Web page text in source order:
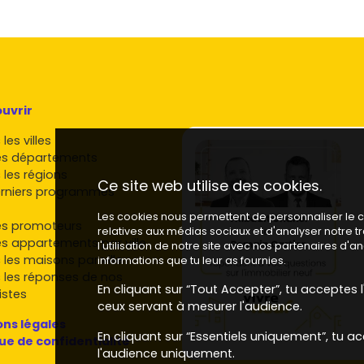
neuf à Carbon-Blanc
d'énergie et le confort d'été sont devenus des
sur la rive droite pour séduire acheteurs et
: attractives pour la tranquillité et les charges
et Bordeaux Métropole
Blanc
, tu retrouves de grands acteurs nationaux et
très présent sur la métropole avec des
pour des programmes soignés et bien intégrés.
du primo-accédant au standing, souvent
villes
départements
régions
programmes
promoteurs
appartements par ville
les maisons par ville
réponses de nos
légales
de confidentialité
Ce site web utilise des cookies.
Les cookies nous permettent de personnaliser le
relatives aux médias sociaux et d'analyser notre
l'utilisation de notre site avec nos partenaires
informations que tu leur as fournies.
En cliquant sur “Tout Accepter”, tu
ceux servant à mesurer l'audience.
En cliquant sur “Essentiels uniquement”, tu
l'audience uniquement.